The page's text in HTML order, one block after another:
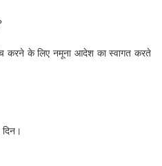
करने के लिए नमूना आदेश का स्वागत करते